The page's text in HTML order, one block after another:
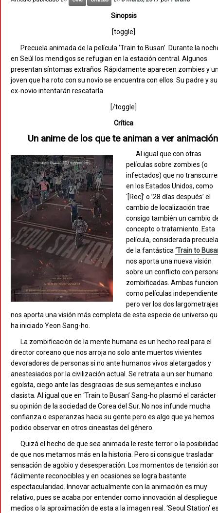
Sinopsis
[toggle]
Precuela animada de la película ‘Train to Busan’. Durante la
en Seúl los mendigos se refugian en la estación central. Algunos
presentan síntomas extraños. Rápidamente aparecen zombies y
joven que ha roto con su novio se encuentra con ellos. Su padre y su
ex-novio intentarán rescatarla.
[/toggle]
Crítica
Un anime de los que te animan a ver
Al igual que con otras
películas sobre zombies (o
infectados) que no
en los Estados Unidos, como
‘[Rec]’ o ’28 días después’ el
cambio de localización trae
consigo también un cambio
concepto o tratamiento. Esta
película, considerada
de la fantástica‘Train to
nos aporta una nueva visión
sobre un conflicto con
zombificadas. Ambas
como películas
pero ver los dos
nos aporta una visión más completa de esta especie de universo
ha iniciado Yeon Sang-ho.
La zombificación de la mente humana es un hecho real para el
director coreano que nos arroja no solo ante muertos vivientes
devoradores de personas si no ante humanos vivos aletargados y
anestesiados por la civilización actual. Se retrata a un ser humano
egoísta, ciego ante las desgracias de sus semejantes e incluso
clasista. Al igual que en ‘Train to Busan’ Sang-ho plasmó el carácter
su opinión de la sociedad de Corea del Sur. No nos infunde mucha
confianza o esperanzas hacia su gente pero es algo que ya hemos
podido observar en otros cineastas del género.
Quizá el hecho de que sea animada le reste terror o la
de que nos metamos más en la historia. Pero si consigue trasladar
sensación de agobio y desesperación. Los momentos de tensión
fácilmente reconocibles y en ocasiones se logra bastante
espectacularidad. Innovar actualmente con la animación es muy
relativo, pues se acaba por entender como innovación al
medios o la aproximación de esta a la imagen real. ‘Seoul Station’